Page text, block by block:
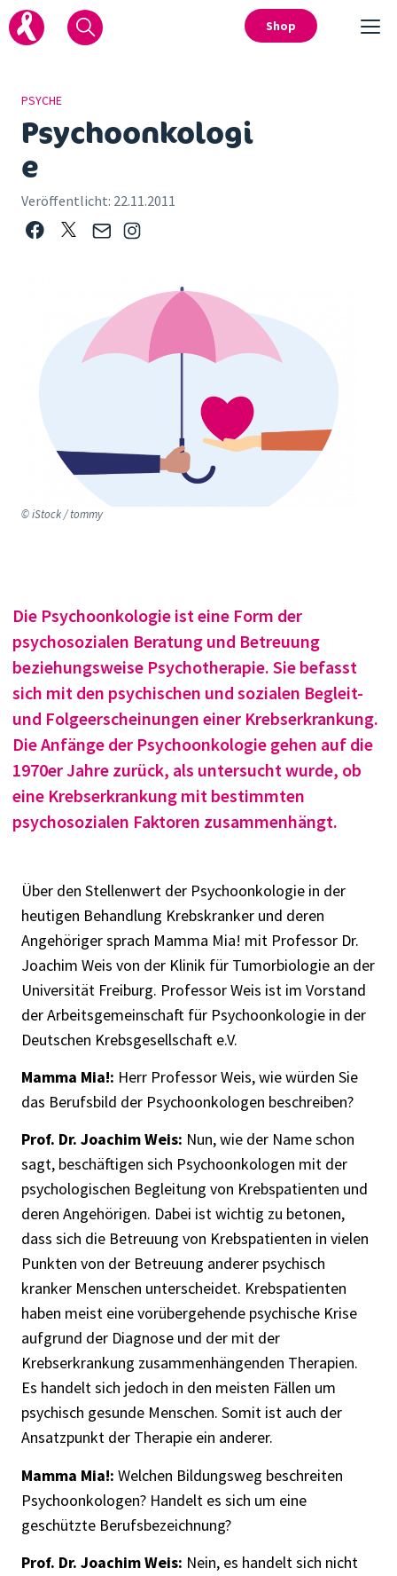
Shop
PSYCHE
Psychoonkologi
e
Veröffentlicht: 22.11.2011
© iStock / tommy
Die Psychoonkologie ist eine Form der
psychosozialen Beratung und Betreuung
beziehungsweise Psychotherapie. Sie befasst
sich mit den psychischen und sozialen Begleit-
und Folgeerscheinungen einer Krebserkrankung.
Die Anfänge der Psychoonkologie gehen auf die
1970er Jahre zurück, als untersucht wurde, ob
eine Krebserkrankung mit bestimmten
psychosozialen Faktoren zusammenhängt.
Über den Stellenwert der Psychoonkologie in der
heutigen Behandlung Krebskranker und deren
Angehöriger sprach Mamma Mia! mit Professor Dr.
Joachim Weis von der Klinik für Tumorbiologie an der
Universität Freiburg. Professor Weis ist im Vorstand
der Arbeitsgemeinschaft für Psychoonkologie in der
Deutschen Krebsgesellschaft e.V.
Mamma Mia!: Herr Professor Weis, wie würden Sie
das Berufsbild der Psychoonkologen beschreiben?
Prof. Dr. Joachim Weis: Nun, wie der Name schon
sagt, beschäftigen sich Psychoonkologen mit der
psychologischen Begleitung von Krebspatienten und
deren Angehörigen. Dabei ist wichtig zu betonen,
dass sich die Betreuung von Krebspatienten in vielen
Punkten von der Betreuung anderer psychisch
kranker Menschen unterscheidet. Krebspatienten
haben meist eine vorübergehende psychische Krise
aufgrund der Diagnose und der mit der
Krebserkrankung zusammenhängenden Therapien.
Es handelt sich jedoch in den meisten Fällen um
psychisch gesunde Menschen. Somit ist auch der
Ansatzpunkt der Therapie ein anderer.
Mamma Mia!: Welchen Bildungsweg beschreiten
Psychoonkologen? Handelt es sich um eine
geschützte Berufsbezeichnung?
Prof. Dr. Joachim Weis: Nein, es handelt sich nicht